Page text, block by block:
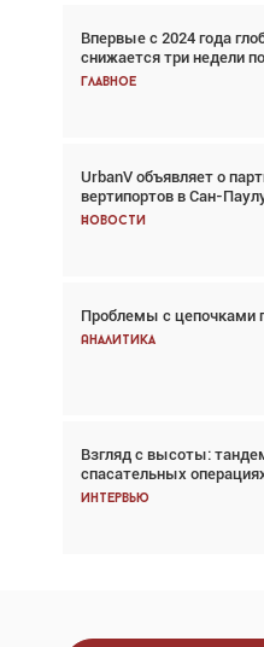
Впервые с 2024 года
снижается три недели
Главное
UrbanV объявляет о
вертипортов в Сан-
Новости
Проблемы с цепочками
Аналитика
Взгляд с высоты:
спасательных
Интервью
Взгляд с высоты:
спасательных
Главное
Авиационный фотограф
говорит сама за себя... а
Новости
Впервые с 2024 года
снижается три недели
Частный самолёт – это
покупке
Интервью